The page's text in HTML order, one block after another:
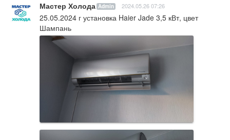
Мастер Холода Admin 2024.05.26 07:26
25.05.2024 г установка Haier Jade 3,5 кВт, цвет
Шампань